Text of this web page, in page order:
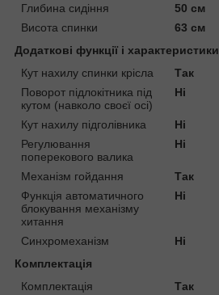
Глибина сидіння
50 см
Висота спинки
63 см
Додаткові функції і характеристики
Кут нахилу спинки крісла
Так
Поворот підлокітника під
кутом (навколо своєї осі)
Ні
Кут нахилу підголівника
Ні
Регулювання
поперекового валика
Ні
Механізм гойдання
Так
Функція автоматичного
блокування механізму
хитання
Ні
Синхромеханізм
Ні
Комплектація
Комплектація
Так